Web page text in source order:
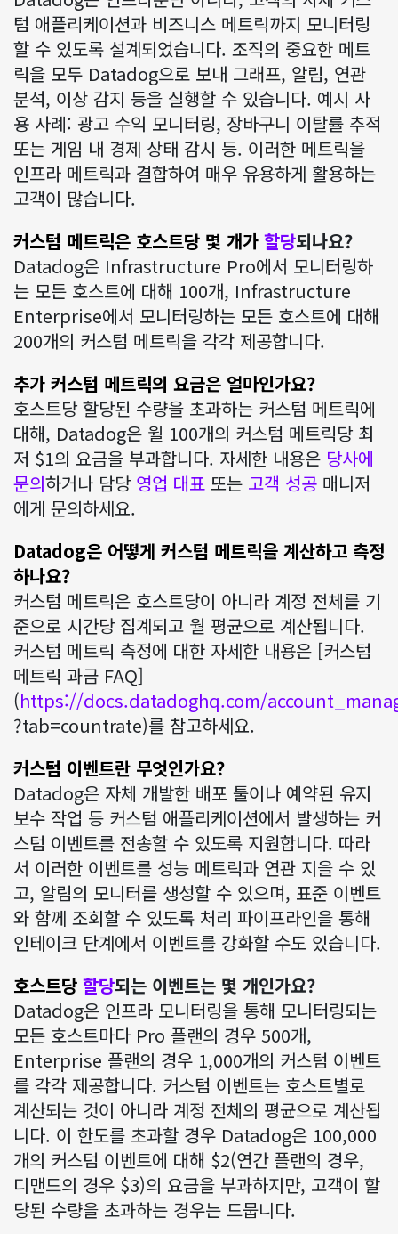
텀 애플리케이션과 비즈니스 메트릭까지 모니터링
할 수 있도록 설계되었습니다. 조직의 중요한 메트
릭을 모두 Datadog으로 보내 그래프, 알림, 연관
분석, 이상 감지 등을 실행할 수 있습니다. 예시 사
용 사례: 광고 수익 모니터링, 장바구니 이탈률 추적
또는 게임 내 경제 상태 감시 등. 이러한 메트릭을
인프라 메트릭과 결합하여 매우 유용하게 활용하는
고객이 많습니다.
커스텀 메트릭은 호스트당 몇 개가 할당되나요?
Datadog은 Infrastructure Pro에서 모니터링하
는 모든 호스트에 대해 100개, Infrastructure
Enterprise에서 모니터링하는 모든 호스트에 대해
200개의 커스텀 메트릭을 각각 제공합니다.
추가 커스텀 메트릭의 요금은 얼마인가요?
호스트당 할당된 수량을 초과하는 커스텀 메트릭에
대해, Datadog은 월 100개의 커스텀 메트릭당 최
저 $1의 요금을 부과합니다. 자세한 내용은 당사에
문의하거나 담당 영업 대표 또는 고객 성공 매니저
에게 문의하세요.
Datadog은 어떻게 커스텀 메트릭을 계산하고 측정
하나요?
커스텀 메트릭은 호스트당이 아니라 계정 전체를 기
준으로 시간당 집계되고 월 평균으로 계산됩니다.
커스텀 메트릭 측정에 대한 자세한 내용은 [커스텀
메트릭 과금 FAQ]
(https://docs.datadoghq.com/
?tab=countrate)를 참고하세요.
커스텀 이벤트란 무엇인가요?
Datadog은 자체 개발한 배포 툴이나 예약된 유지
보수 작업 등 커스텀 애플리케이션에서 발생하는 커
스텀 이벤트를 전송할 수 있도록 지원합니다. 따라
서 이러한 이벤트를 성능 메트릭과 연관 지을 수 있
고, 알림의 모니터를 생성할 수 있으며, 표준 이벤트
와 함께 조회할 수 있도록 처리 파이프라인을 통해
인테이크 단계에서 이벤트를 강화할 수도 있습니다.
호스트당 할당되는 이벤트는 몇 개인가요?
Datadog은 인프라 모니터링을 통해 모니터링되는
모든 호스트마다 Pro 플랜의 경우 500개,
Enterprise 플랜의 경우 1,000개의 커스텀 이벤트
를 각각 제공합니다. 커스텀 이벤트는 호스트별로
계산되는 것이 아니라 계정 전체의 평균으로 계산됩
니다. 이 한도를 초과할 경우 Datadog은 100,000
개의 커스텀 이벤트에 대해 $2(연간 플랜의 경우,
디맨드의 경우 $3)의 요금을 부과하지만, 고객이 할
당된 수량을 초과하는 경우는 드뭅니다.